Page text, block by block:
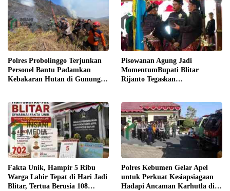
Polres Probolinggo Terjunkan
Personel Bantu Padamkan
Kebakaran Hutan di Gunung
Pisowanan Agung Jadi
MomentumBupati Blitar
Rijanto Tegaskan
Fakta Unik, Hampir 5 Ribu
Warga Lahir Tepat di Hari Jadi
Blitar, Tertua Berusia 108
Polres Kebumen Gelar Apel
untuk Perkuat Kesiapsiagaan
Hadapi Ancaman Karhutla di